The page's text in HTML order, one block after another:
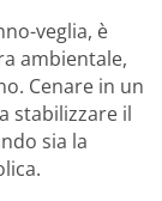
veglia, è
ambientale,
Cenare in un
stabilizzare il
sia la